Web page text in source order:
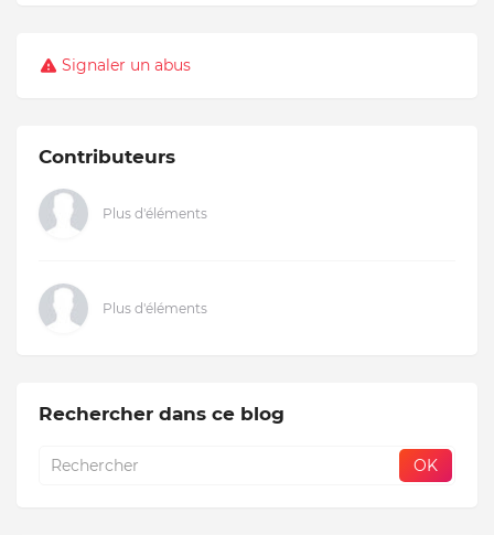
Signaler un abus
Contributeurs
Plus d'éléments
Plus d'éléments
Rechercher dans ce blog